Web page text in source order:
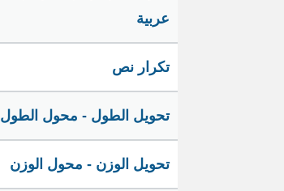
عربية
تكرار نص
تحويل الطول - محول الطول
تحويل الوزن - محول الوزن